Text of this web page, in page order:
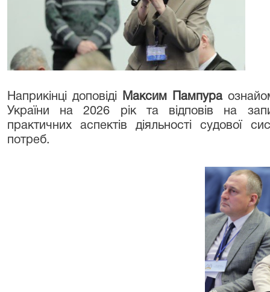
Наприкінці доповіді Максим Пампура
України на 2026 рік та відповів на
практичних аспектів діяльності судової
потреб.